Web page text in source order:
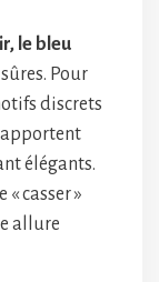
le bleu
Pour
discrets
apportent
élégants.
casser »
allure